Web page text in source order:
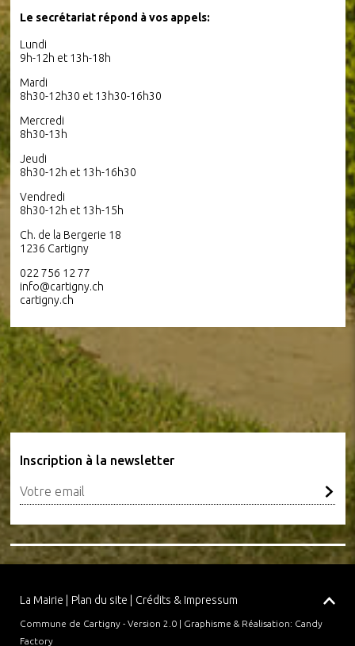
Le secrétariat répond à vos appels:
Lundi
9h-12h et 13h-18h
Mardi
8h30-12h30 et 13h30-16h30
Mercredi
8h30-13h
Jeudi
8h30-12h et 13h-16h30
Vendredi
8h30-12h et 13h-15h
Ch. de la Bergerie 18
1236 Cartigny
022 756 12 77
info@cartigny.ch
cartigny.ch
Inscription à la newsletter
La Mairie Plan du site Crédits & Impressum
Commune de Cartigny - Version 2.0 | Graphisme & Réalisation: Candy
Factory